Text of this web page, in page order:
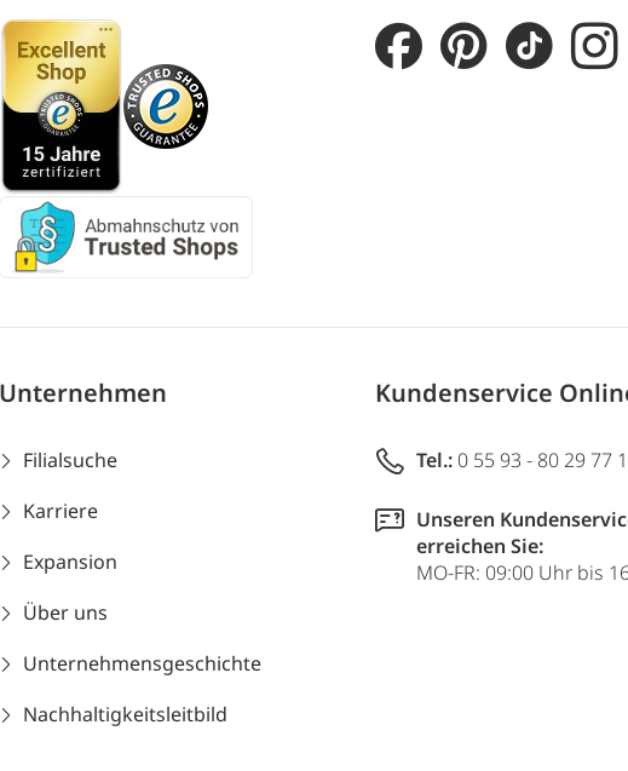
Unternehmen
Filialsuche
Karriere
Expansion
Über uns
Unternehmensgeschichte
Nachhaltigkeitsleitbild
Kundenservice
Tel.: 0 55 93 - 80 29 77
Unseren
erreichen Sie:
MO-FR: 09:00 Uhr bis